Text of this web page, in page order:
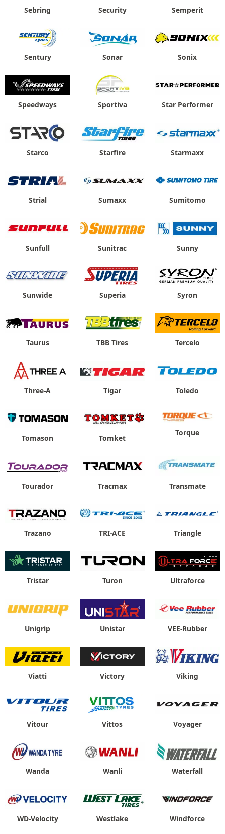
Sebring Security Semperit
Sentury Sonar Sonix
Speedways Sportiva Star Performer
Starco Starfire Starmaxx
Strial Sumaxx Sumitomo
Sunfull Sunitrac Sunny
Sunwide Superia Syron
Taurus TBB Tires Tercelo
Three-A Tigar Toledo
Tomason Tomket
Torque
Tourador Tracmax Transmate
Trazano TRI-ACE Triangle
Tristar Turon Ultraforce
Unigrip Unistar VEE-Rubber
Viatti Victory Viking
Vitour Vittos Voyager
Wanda Wanli Waterfall
WD-Velocity Westlake Windforce